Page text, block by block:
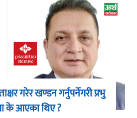
गरेर खण्डन गर्नुपर्नेगरी प्रभु
के आएका थिए ?